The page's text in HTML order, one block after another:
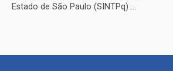
Estado de São Paulo (SINTPq) ...